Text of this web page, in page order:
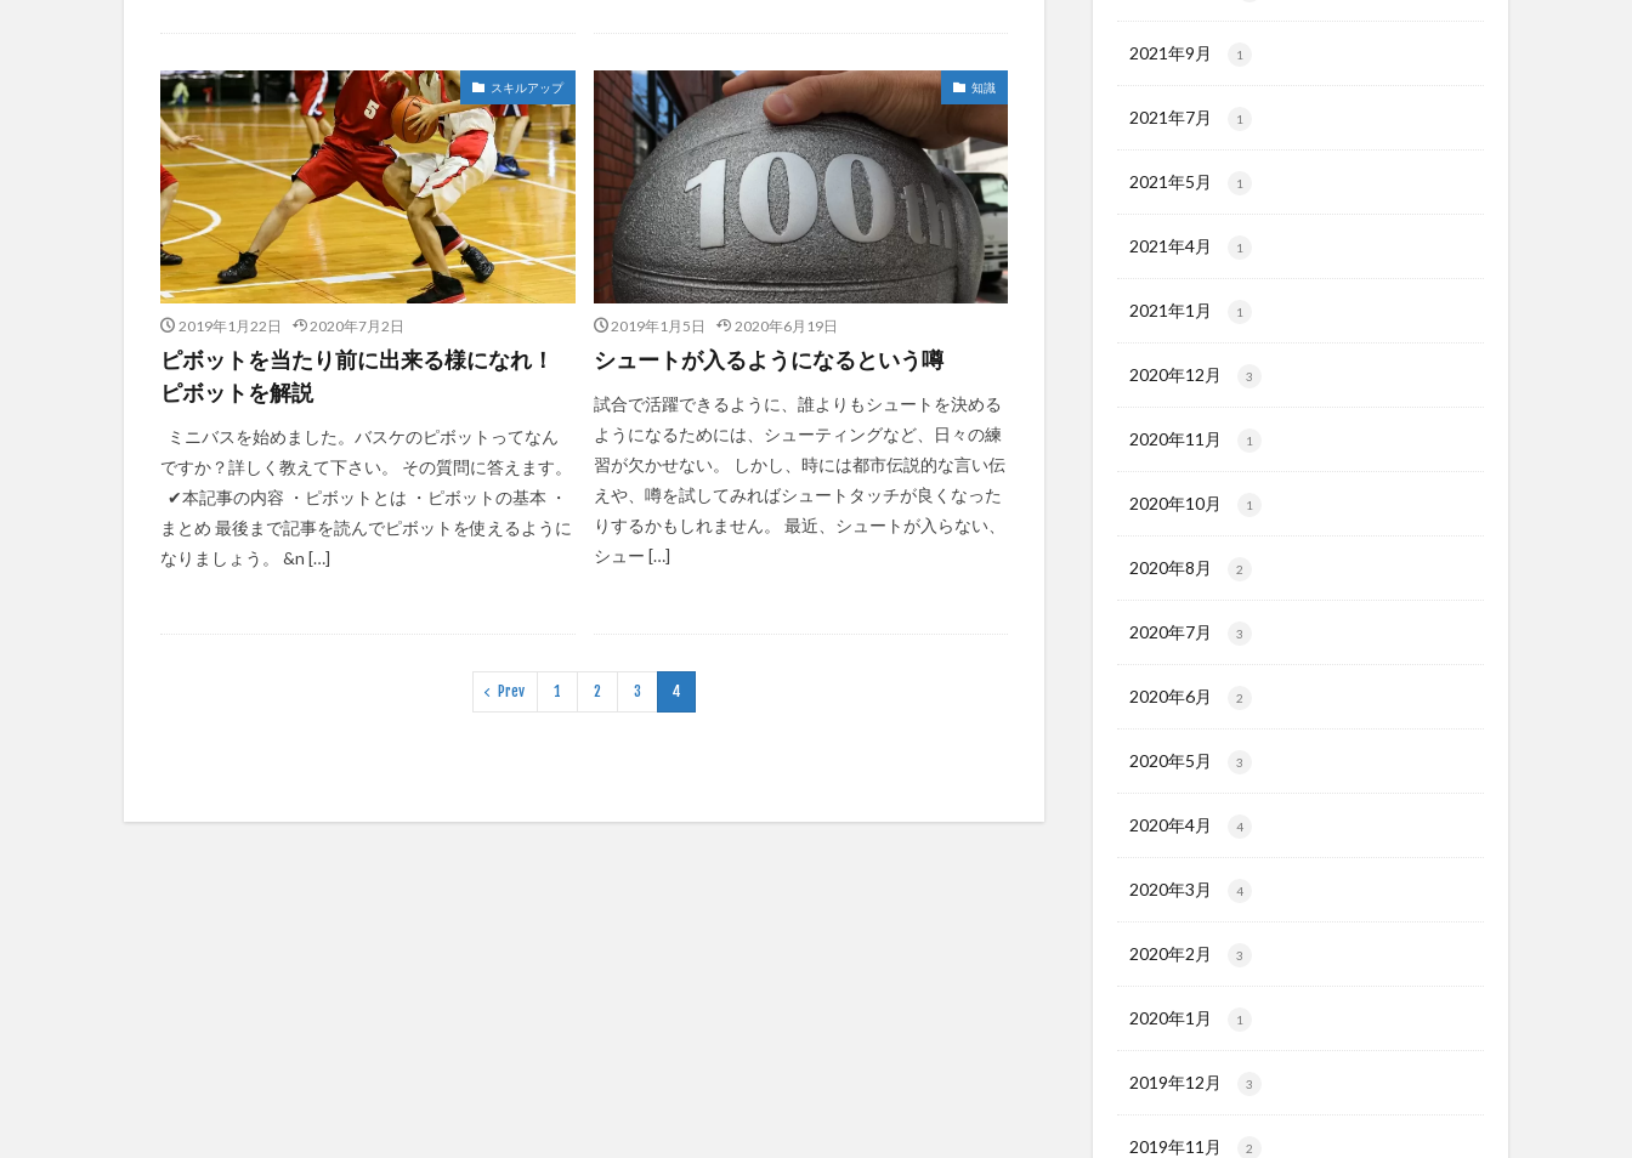
スキルアップ
2019年1月22日 2020年7月2日
ピボットを当たり前に出来る様になれ！
ピボットを解説
ミニバスを始めました。バスケのピボットってなん
ですか？詳しく教えて下さい。 その質問に答えます。
✔︎本記事の内容 ・ピボットとは ・ピボットの基本 ・
まとめ 最後まで記事を読んでピボットを使えるように
なりましょう。 &n […]
知識
2019年1月5日 2020年6月19日
シュートが入るようになるという噂
試合で活躍できるように、誰よりもシュートを決める
ようになるためには、シューティングなど、日々の練
習が欠かせない。 しかし、時には都市伝説的な言い伝
えや、噂を試してみればシュートタッチが良くなった
りするかもしれません。 最近、シュートが入らない、
シュー […]
Prev 1 2 3 4
2021年9月 1
2021年7月 1
2021年5月 1
2021年4月 1
2021年1月 1
2020年12月 3
2020年11月 1
2020年10月 1
2020年8月 2
2020年7月 3
2020年6月 2
2020年5月 3
2020年4月 4
2020年3月 4
2020年2月 3
2020年1月 1
2019年12月 3
2019年11月 2